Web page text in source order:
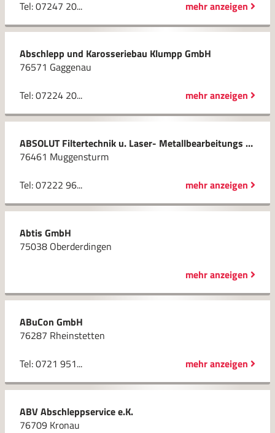
Tel: 07247 20... mehr anzeigen
Abschlepp und Karosseriebau Klumpp GmbH
76571 Gaggenau
Tel: 07224 20...
mehr anzeigen
ABSOLUT Filtertechnik u. Laser- Metallbearbeitungs GmbH
76461 Muggensturm
Tel: 07222 96...
mehr anzeigen
Abtis GmbH
75038 Oberderdingen
mehr anzeigen
ABuCon GmbH
76287 Rheinstetten
Tel: 0721 951...
mehr anzeigen
ABV Abschleppservice e.K.
76709 Kronau